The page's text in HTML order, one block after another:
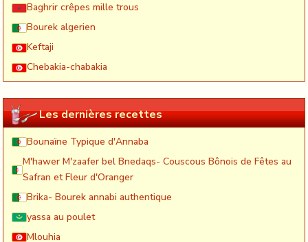
Baghrir crêpes mille trous
Bourek algerien
Keftaji
Chebakia-chabakia
Les dernières recettes
Bounaïne Typique d'Annaba
M'hawer M'zaafer bel Bnedaqs- Couscous Bônois de Fêtes au
Safran et Fleur d'Oranger
Brika- Bourek annabi authentique
yassa au poulet
Mlouhia